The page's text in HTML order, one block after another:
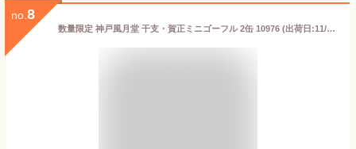
no. 8
数量限定 神戸風月堂 干支・賀正ミニゴーフル 2缶 10976 (出荷日:11/15頃-)【_ s25wg _